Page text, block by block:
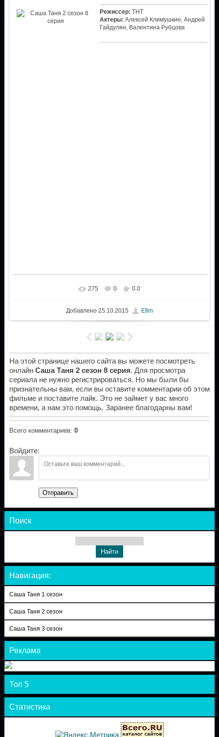
Режиссер: ТНТ
Актеры: Алексей Климушкин, Андрей
Гайдулян, Валентина Рубцова
275 0 0.0
Добавлено25.10.2015 Efim
На этой странице нашего сайта вы можете посмотреть
онлайн Саша Таня 2 сезон 8 серия. Для просмотра
сериала не нужно регистрироваться. Но мы были бы
признательны вам, если вы оставите комментарии об этом
фильме и поставите лайк. Это не займет у вас много
времени, а нам это помощь. Заранее благодарны вам!
Всего комментариев: 0
Войдите:
Отправить
Поиск
Навигация:
Саша Таня 1 сезон
Саша Таня 2 сезон
Саша Таня 3 сезон
Реклама
Топ 5
Статистика